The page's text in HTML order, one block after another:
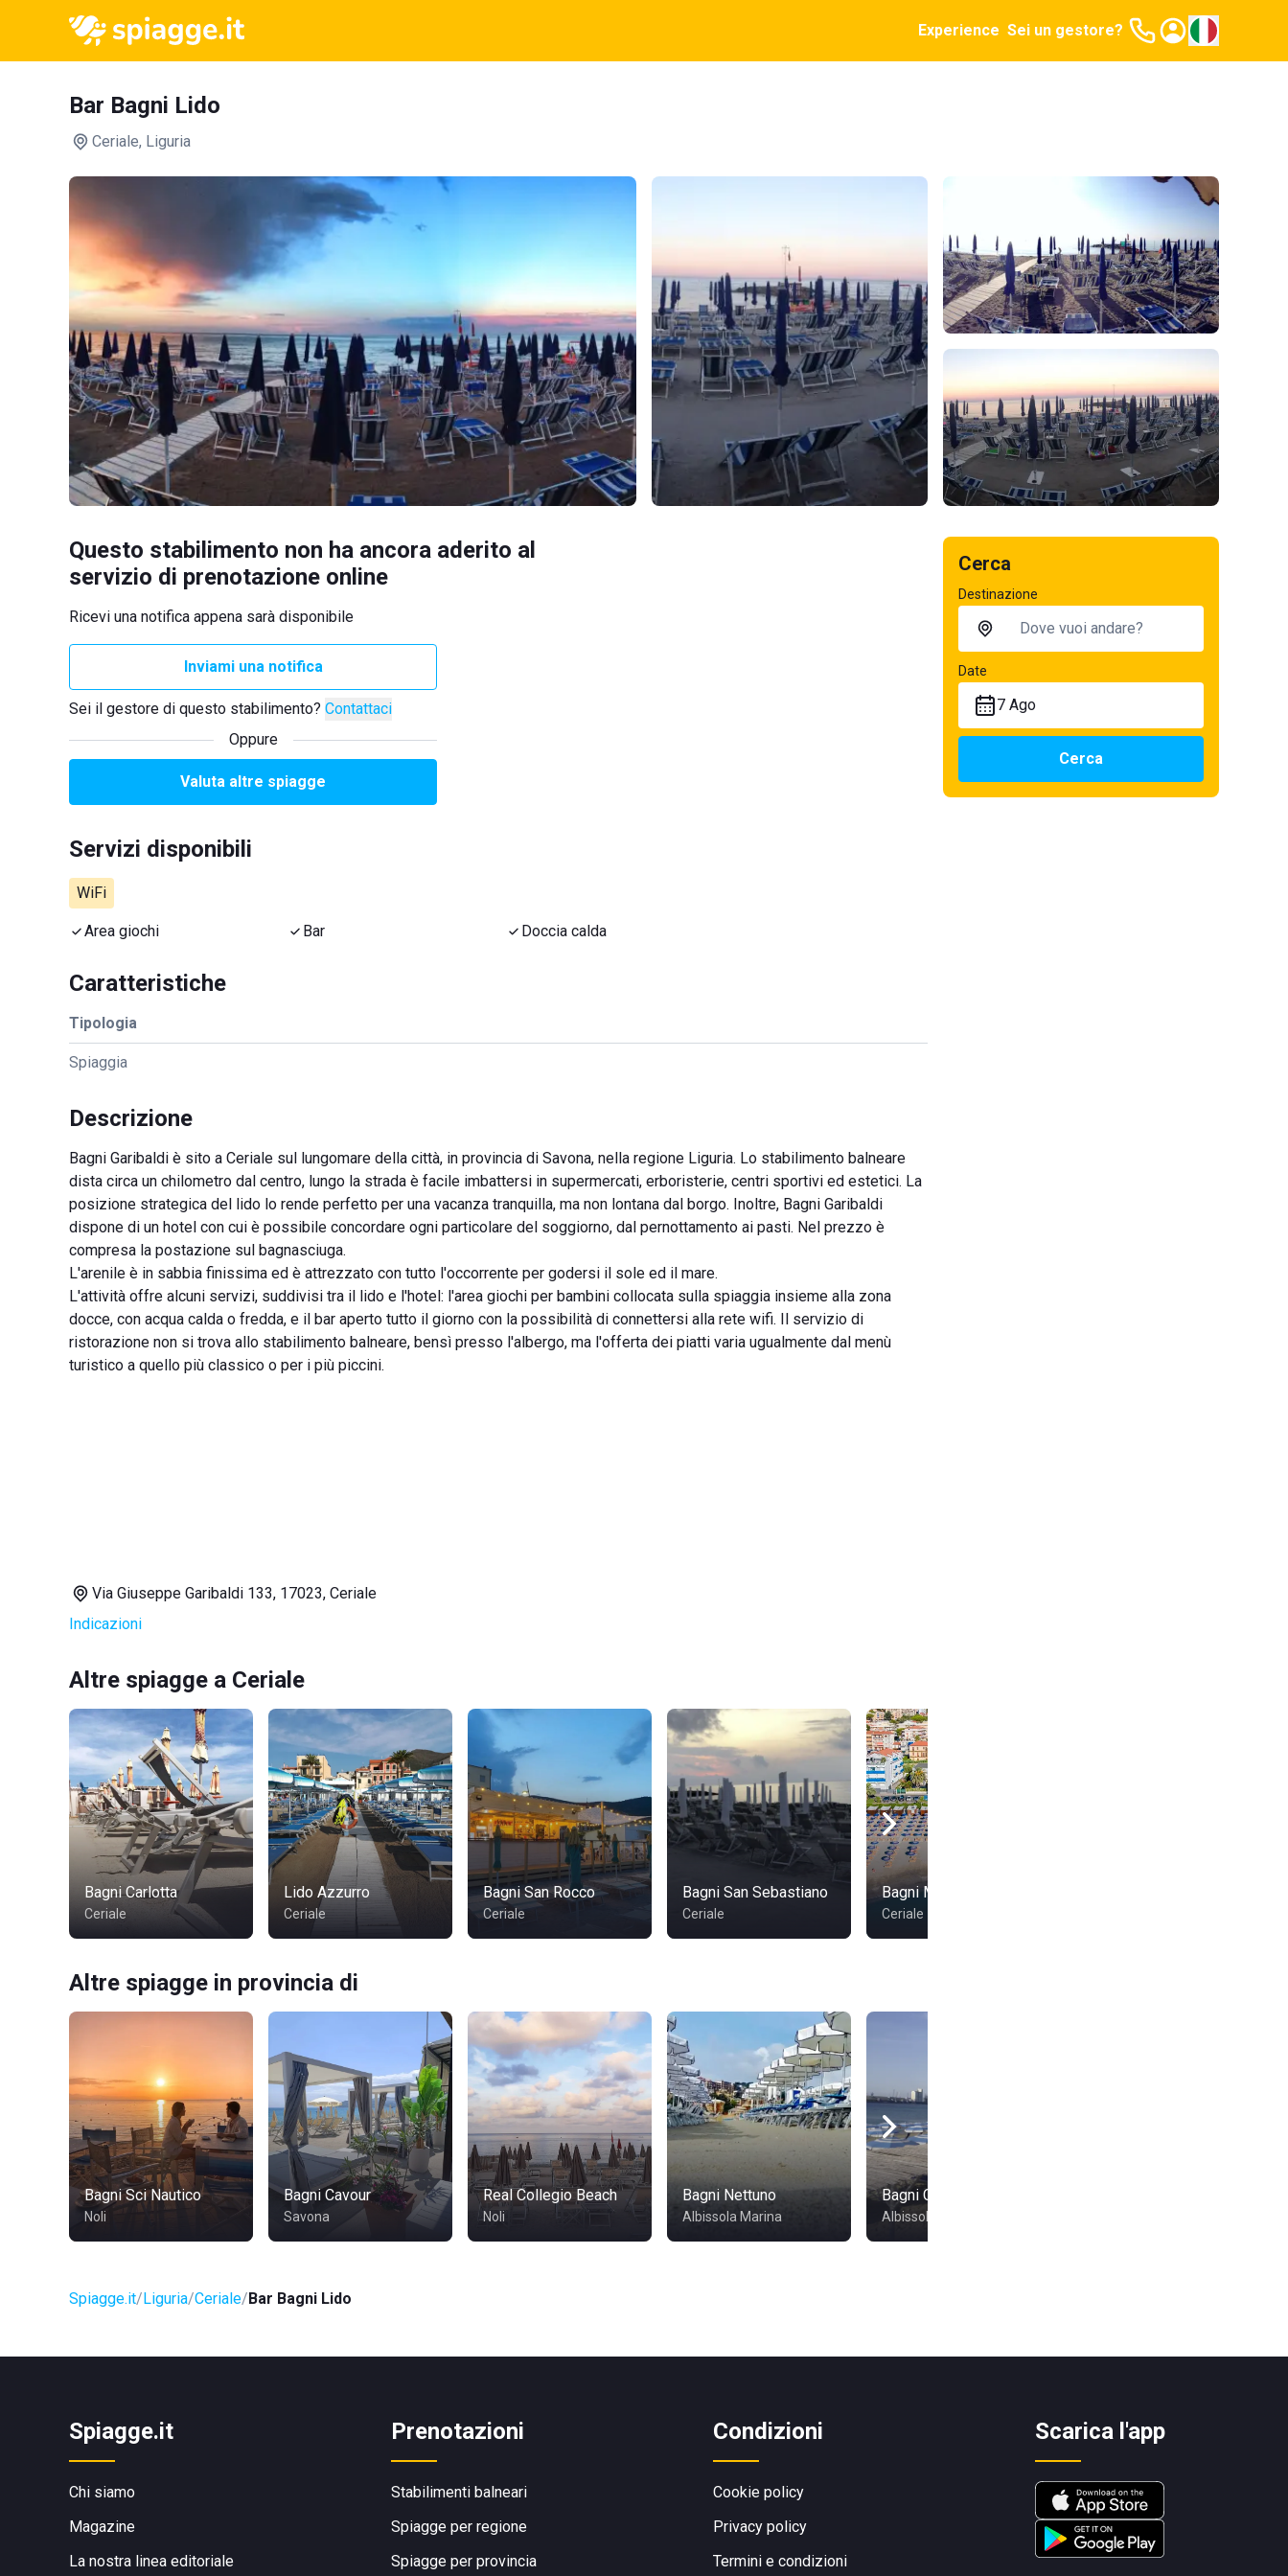
Experience Sei un gestore?
Bar Bagni Lido
Ceriale, Liguria
Questo stabilimento non ha ancora aderito al
servizio di prenotazione online
Ricevi una notifica appena sarà disponibile
Inviami una notifica
Sei il gestore di questo stabilimento? Contattaci
Oppure
Valuta altre spiagge
Servizi disponibili
WiFi
Area giochi Bar Doccia calda
Caratteristiche
Tipologia
Spiaggia
Descrizione
Bagni Garibaldi è sito a Ceriale sul lungomare della città, in provincia di Savona, nella regione Liguria. Lo stabilimento balneare
dista circa un chilometro dal centro, lungo la strada è facile imbattersi in supermercati, erboristerie, centri sportivi ed estetici. La
posizione strategica del lido lo rende perfetto per una vacanza tranquilla, ma non lontana dal borgo. Inoltre, Bagni Garibaldi
dispone di un hotel con cui è possibile concordare ogni particolare del soggiorno, dal pernottamento ai pasti. Nel prezzo è
compresa la postazione sul bagnasciuga.
L'arenile è in sabbia finissima ed è attrezzato con tutto l'occorrente per godersi il sole ed il mare.
L'attività offre alcuni servizi, suddivisi tra il lido e l'hotel: l'area giochi per bambini collocata sulla spiaggia insieme alla zona
docce, con acqua calda o fredda, e il bar aperto tutto il giorno con la possibilità di connettersi alla rete wifi. Il servizio di
ristorazione non si trova allo stabilimento balneare, bensì presso l'albergo, ma l'offerta dei piatti varia ugualmente dal menù
turistico a quello più classico o per i più piccini.
Via Giuseppe Garibaldi 133, 17023, Ceriale
Indicazioni
Altre spiagge a Ceriale
Bagni Carlotta
Ceriale
Lido Azzurro
Ceriale
Bagni San Rocco
Ceriale
Bagni San Sebastiano
Ceriale
Bagni Martini
Ceriale
Altre spiagge in provincia di
Bagni Sci Nautico
Noli
Bagni Cavour
Savona
Real Collegio Beach
Noli
Bagni Nettuno
Albissola Marina
Bagni Colombo
Albissola Marina
Spiagge.it Liguria Ceriale Bar Bagni Lido
Cerca
Destinazione
Date
7 Ago
Cerca
Spiagge.it
Chi siamo
Magazine
La nostra linea editoriale
Prenotazioni
Stabilimenti balneari
Spiagge per regione
Spiagge per provincia
Condizioni
Cookie policy
Privacy policy
Termini e condizioni
Scarica l'app